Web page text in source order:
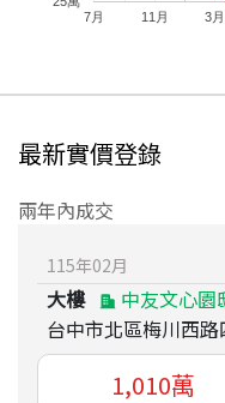
7月 11月 3月
最新實價登錄
兩年內成交
115年02月
大樓
中友文心園
台中市北區梅川西
1,010萬